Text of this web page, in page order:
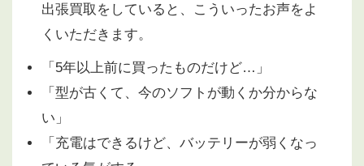
出張買取をしていると、こういったお声をよ
くいただきます。
「5年以上前に買ったものだけど…」
「型が古くて、今のソフトが動くか分からな
い」
「充電はできるけど、バッテリーが弱くなっ